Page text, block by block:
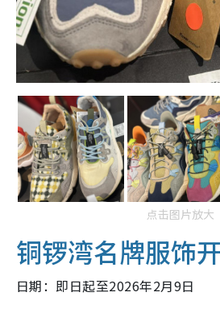
点击图片放大
铜锣湾名牌服饰
日期：即日起至2026年2月9日